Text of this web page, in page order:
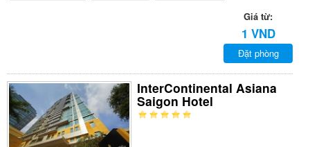
Giá từ:
1 VND
Đặt phòng
InterContinental Asiana
Saigon Hotel